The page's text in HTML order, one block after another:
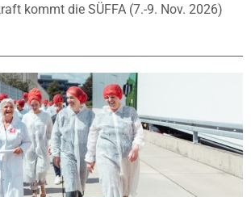
kommt die SÜFFA (7.-9. Nov. 2026)